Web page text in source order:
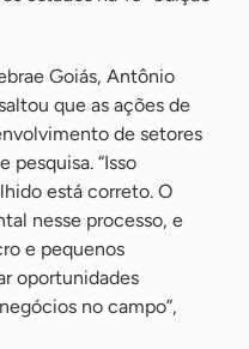
Goiás, Antônio
que as ações de
de setores
pesquisa. “Isso
está correto. O
nesse processo, e
e pequenos
oportunidades
no campo”,